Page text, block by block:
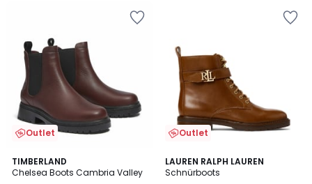
Outlet
TIMBERLAND
Chelsea Boots Cambria Valley
5
/
2
Farben
Outlet
LAUREN RALPH LAUREN
Schnürboots
4,9
/ 5